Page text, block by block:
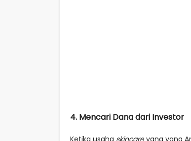
4. Mencari Dana dari Investor